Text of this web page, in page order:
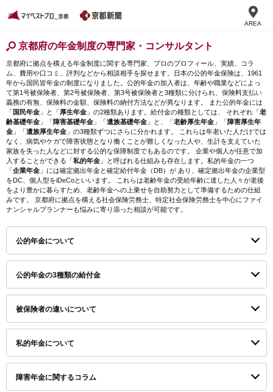
AREA
京都府の年金制度の専門家・コンサルタント
京都府に拠点を構える年金制度に関する専門家、プロのプロフィール、実績、コラ
ム、費用や口コミ、評判などから相談相手を探せます。日本の公的年金保険は、1961
年から国民皆年金の制度になりました。公的年金の加入者は、年齢や職業などによっ
て第1号被保険者、第2号被保険者、第3号被保険者と3種類に分けられ、保険料支払い
義務の有無、保険料の金額、保険料の納付方法などが異なります。 また公的年金には
「 国民年金 」と「厚生年金 」の2種類あります。給付金の種類としては、 それぞれ「老
齢基礎年金 」「障害基礎年金 」「遺族基礎年金 」と、「老齢厚生年金 」「障害厚生年
金 」「遺族厚生年金 」の3種類ずつにさらに分かれます。 これらは年老いた人だけでは
なく、病気やケガで障害状態となり働くことが難しくなった人や、生計を支えていた
家族を失った人などに対する公的な保障制度でもあるのです。 企業や個人が任意で加
入することができる「私的年金 」と呼ばれる仕組みも存在します。私的年金の一つ
「企業年金 」には確定拠出年金と確定給付年金（DB）が あり、確定拠出年金の企業型
をDC、個人型をiDeCoといいます。 これらは老齢年金の受給年齢に達した人々が老後
をより豊かに暮らすため、老齢年金への上乗せを自助努力として準備するための仕組
みです。 京都府に拠点を構える社会保険労務士、特定社会保険労務士を中心にファイ
ナンシャルプランナーも悩みに寄り添った相談が可能です。
公的年金について
公的年金の3種類の給付金
被保険者の違いについて
私的年金について
障害年金に関するコラム